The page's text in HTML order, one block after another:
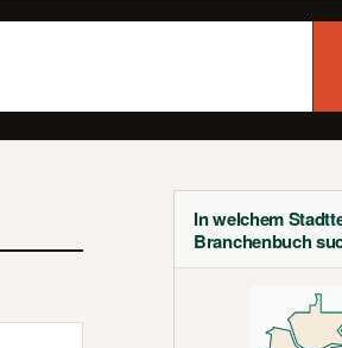
In welchem
Branchenbuch